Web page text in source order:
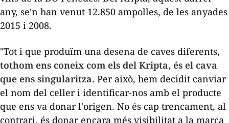
any, se'n han venut 12.850 ampolles, de les anyades
2015 i 2008.
"Tot i que produïm una desena de caves diferents,
tothom ens coneix com els del Kripta, és el cava
que ens singularitza. Per això, hem decidit canviar
el nom del celler i identificar-nos amb el producte
que ens va donar l'origen. No és cap trencament, al
contrari, és donar encara més visibilitat a la marca